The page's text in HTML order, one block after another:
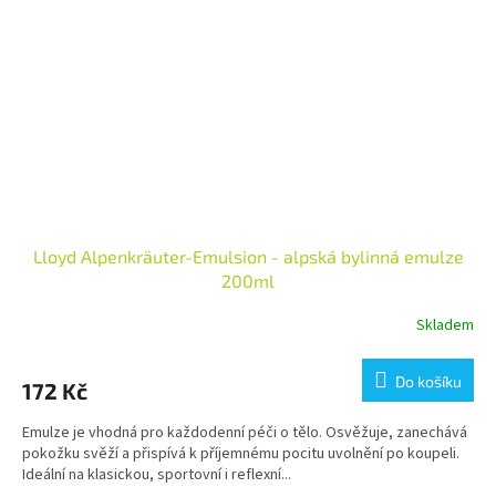
Lloyd Alpenkräuter-Emulsion - alpská bylinná emulze
200ml
Skladem
172 Kč Do košíku
Emulze je vhodná pro každodenní péči o tělo. Osvěžuje, zanechává
pokožku svěží a přispívá k příjemnému pocitu uvolnění po koupeli.
Ideální na klasickou, sportovní i reflexní...